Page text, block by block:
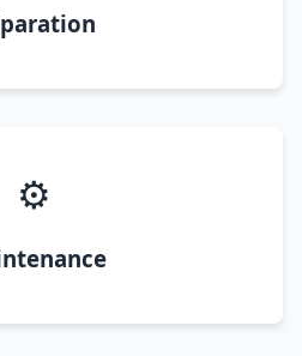
⚙️